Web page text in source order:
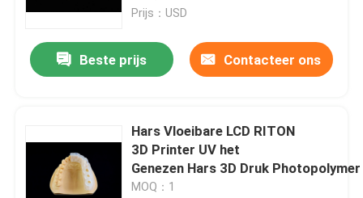
Prijs：USD
Beste prijs Contacteer ons
Hars Vloeibare LCD RITON
3D Printer UV het
Genezen Hars 3D Druk Photopolymer
MOQ：1